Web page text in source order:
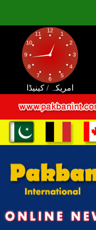
امریکہ / کینیڈا